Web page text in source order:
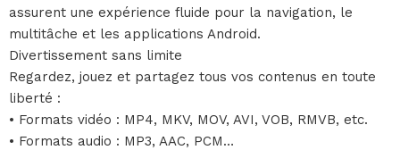
assurent une expérience fluide pour la navigation, le
multitâche et les applications Android.
Divertissement sans limite
Regardez, jouez et partagez tous vos contenus en toute
liberté :
• Formats vidéo : MP4, MKV, MOV, AVI, VOB, RMVB, etc.
• Formats audio : MP3, AAC, PCM…